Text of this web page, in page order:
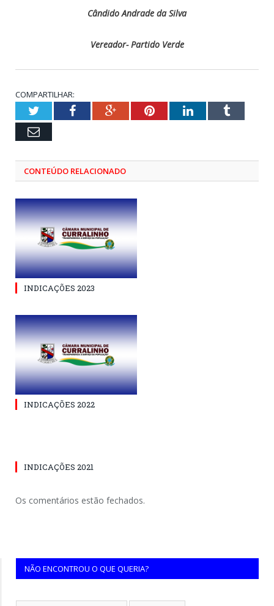
Cândido Andrade da Silva
Vereador- Partido Verde
COMPARTILHAR:
TwitterFacebookGoogle+PinterestLinkedInTumblr
Email
CONTEÚDO RELACIONADO
INDICAÇÕES 2023
INDICAÇÕES 2022
INDICAÇÕES 2021
Os comentários estão fechados.
NÃO ENCONTROU O QUE QUERIA?